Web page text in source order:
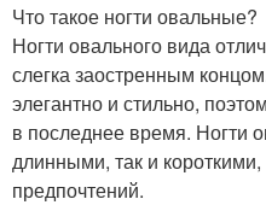
Что такое ногти овальные?
Ногти овального вида
слегка заостренным
элегантно и стильно,
в последнее время. Ногти
длинными, так и
предпочтений.